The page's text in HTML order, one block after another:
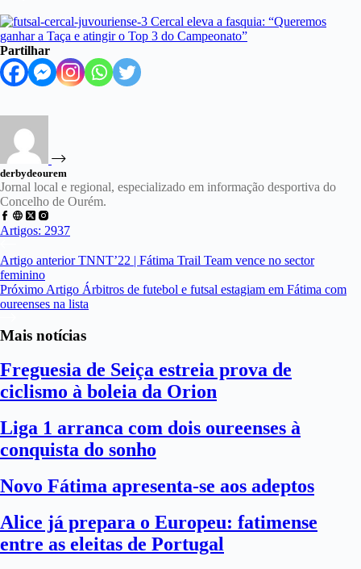
Partilhar
derbydeourem
Jornal local e regional, especializado em informação desportiva do
Concelho de Ourém.
Artigos: 2937
Artigo anteriorTNNT’22 | Fátima Trail Team vence no sector
feminino
Próximo Artigo Árbitros de futebol e futsal estagiam em Fátima com
oureenses na lista
Mais notícias
Freguesia de Seiça estreia prova de
ciclismo à boleia da Orion
Liga 1 arranca com dois oureenses à
conquista do sonho
Novo Fátima apresenta-se aos adeptos
Alice já prepara o Europeu: fatimense
entre as eleitas de Portugal